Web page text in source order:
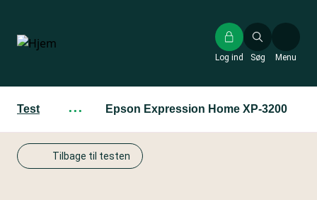
hovedindhold
Søg
Log ind Menu
Test ··· Epson Expression Home XP-3200
Tilbage til testen